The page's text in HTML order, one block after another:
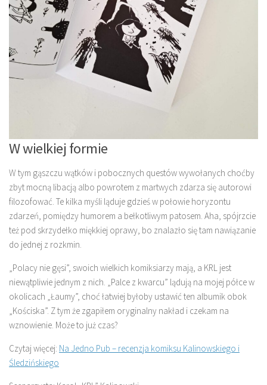
W wielkiej formie
W tym gąszczu wątków i pobocznych questów wywołanych choćby
zbyt mocną libacją albo powrotem z martwych zdarza się autorowi
filozofować. Te kilka myśli ląduje gdzieś w połowie horyzontu
zdarzeń, pomiędzy humorem a bełkotliwym patosem. Aha, spójrzcie
też pod skrzydełko miękkiej oprawy, bo znalazło się tam nawiązanie
do jednej z rozkmin.
„Polacy nie gęsi”, swoich wielkich komiksiarzy mają, a KRL jest
niewątpliwie jednym z nich. „Palce z kwarcu” lądują na mojej półce w
okolicach „Łaumy”, choć łatwiej byłoby ustawić ten albumik obok
„Kościska”. Z tym że zgapiłem oryginalny nakład i czekam na
wznowienie. Może to już czas?
Czytaj więcej: Na Jedno Pub – recenzja komiksu Kalinowskiego i
Śledzińskiego